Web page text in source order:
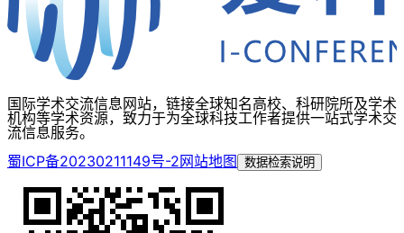
国际学术交流信息网站，链接全球知名高校、科研院所及学术
机构等学术资源，致力于为全球科技工作者提供一站式学术交
流信息服务。
蜀ICP备20230211149号-2网站地图 数据检索说明